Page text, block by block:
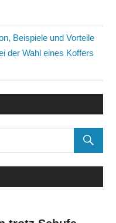
Beispiele und Vorteile
der Wahl eines Koffers